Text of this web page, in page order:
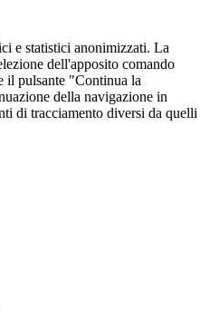
e statistici anonimizzati. La
dell'apposito comando
il pulsante "Continua la
della navigazione in
di tracciamento diversi da quelli